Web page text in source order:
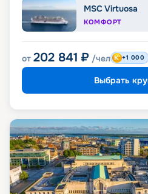
MSC Virtuosa
КОМФОРТ
от 202 841 ₽ /чел +1 000
Выбрать